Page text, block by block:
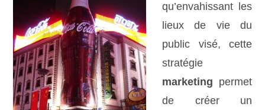
qu’envahissant les
lieux de vie du
public visé, cette
stratégie
marketing permet
de créer un